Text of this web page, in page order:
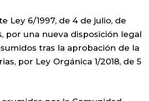
Ley 6/1997, de 4 de julio, de
por una nueva disposición legal
tras la aprobación de la
por Ley Orgánica 1/2018, de 5